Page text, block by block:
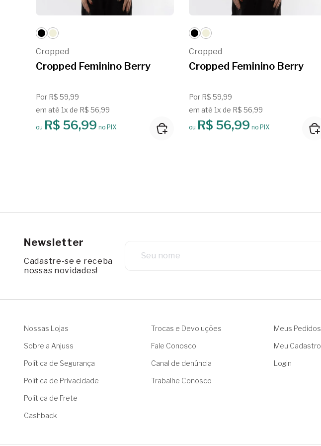
Cropped
Cropped Feminino Berry
Por R$ 59,99
em até 1x de R$ 56,99
ou R$ 56,99 no PIX
Cropped
Cropped Feminino Berry
Por R$ 59,99
em até 1x de R$ 56,99
ou R$ 56,99 no PIX
Newsletter
Cadastre-se e receba
nossas novidades!
Nossas Lojas
Sobre a Anjuss
Política de Segurança
Política de Privacidade
Política de Frete
Cashback
Trocas e Devoluções
Fale Conosco
Canal de denúncia
Trabalhe Conosco
Meus Pedidos
Meu Cadastro
Login